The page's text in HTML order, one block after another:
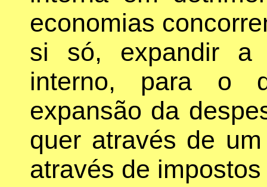
economias
si só, expandir a
interno, para o
expansão da
quer através de
através de